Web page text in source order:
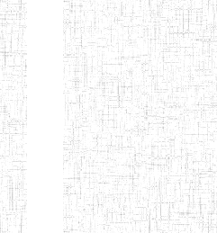
BTTC MBENGWI
BAPTIST
TEACHERS
TRAINING
COLLEGE
KENCHOLIA
TEACHER'S